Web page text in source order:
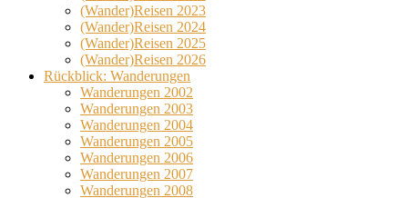
(Wander)Reisen 2023
(Wander)Reisen 2024
(Wander)Reisen 2025
(Wander)Reisen 2026
Rückblick: Wanderungen
Wanderungen 2002
Wanderungen 2003
Wanderungen 2004
Wanderungen 2005
Wanderungen 2006
Wanderungen 2007
Wanderungen 2008